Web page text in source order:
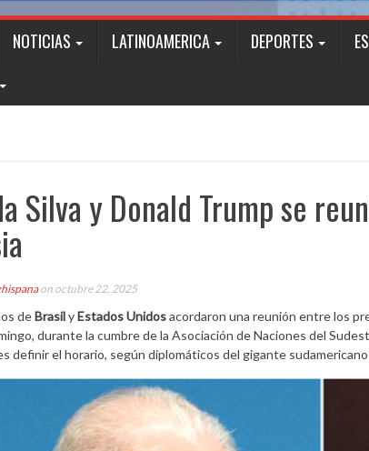
NOTICIAS LATINOAMERICA DEPORTES
Silva y Donald Trump se
on octubre 22, 2025
deBrasilyEstados Unidosacordaron una reunión entre los
durante la cumbre de la Asociación de Naciones del
definir el horario, según diplomáticos del gigante